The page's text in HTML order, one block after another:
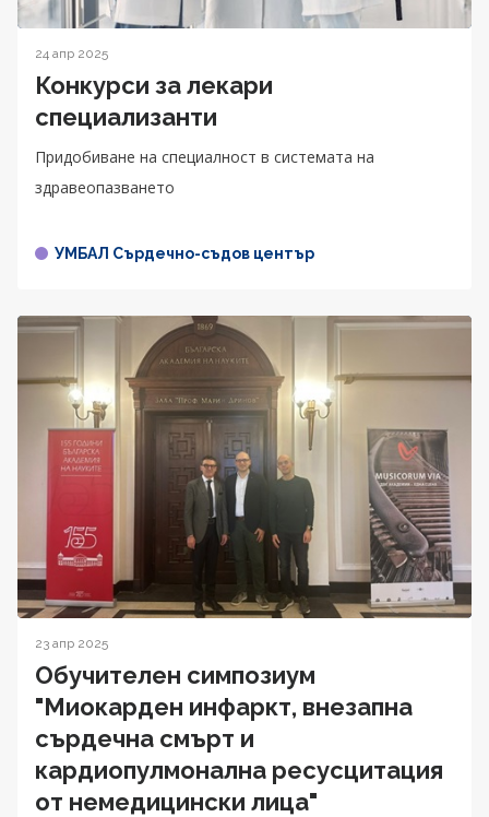
24 апр 2025
Конкурси за лекари
специализанти
Придобиване на специалност в системата на
здравеопазването
УМБАЛ Сърдечно-съдов център
23 апр 2025
Обучителен симпозиум
"Миокарден инфаркт, внезапна
сърдечна смърт и
кардиопулмонална ресусцитация
от немедицински лица"